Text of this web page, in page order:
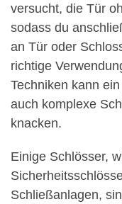
versucht, die Tür
sodass du
an Tür oder
richtige
Techniken kann
auch komplexe
knacken.
Einige Schlösser,
Schließanlagen,